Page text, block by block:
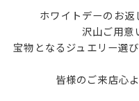
ホワイトデーのお返
沢山ご用意
宝物となるジュエリー選
皆様のご来店心